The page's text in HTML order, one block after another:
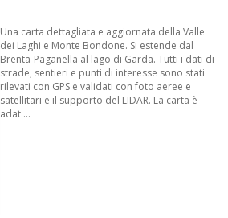
Una carta dettagliata e aggiornata della Valle
dei Laghi e Monte Bondone. Si estende dal
Brenta-Paganella al lago di Garda. Tutti i dati di
strade, sentieri e punti di interesse sono stati
rilevati con GPS e validati con foto aeree e
satellitari e il supporto del LIDAR. La carta è
adat ...